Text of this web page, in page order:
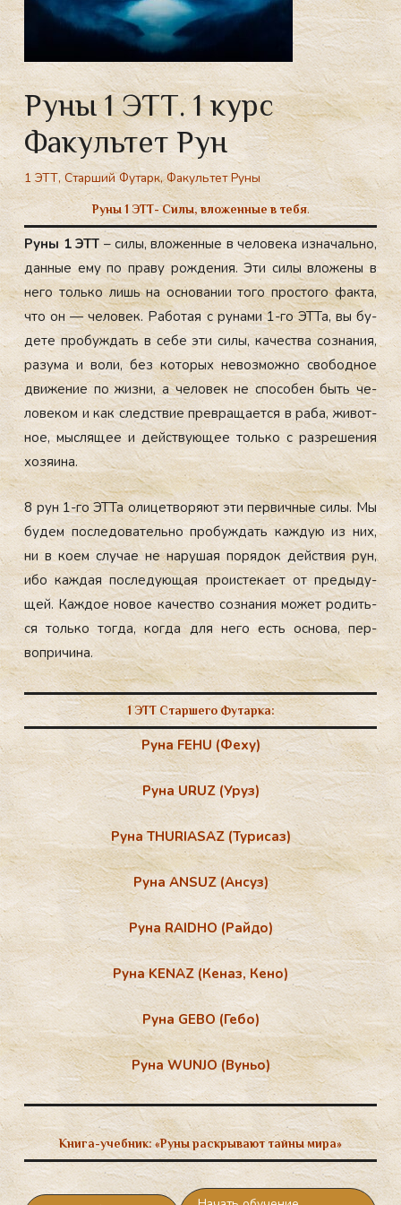
Руны 1 ЭТТ. 1 курс
Факультет Рун
1 ЭТТ,Старший Футарк,Факультет Руны
Руны 1 ЭТТ- Силы, вложенные в тебя.
Ру­ны 1 ЭТТ – си­лы, вло­жен­ные в че­лове­ка из­на­чаль­но,
дан­ные ему по пра­ву рож­де­ния. Эти си­лы вло­жены в
не­го толь­ко лишь на ос­но­вании то­го прос­то­го фак­та,
что он — че­ловек. Ра­ботая с ру­нами 1-го ЭТ­Та, вы бу­
дете про­буж­дать в се­бе эти си­лы, ка­чес­тва соз­на­ния,
ра­зума и во­ли, без ко­торых не­воз­можно сво­бод­ное
дви­жение по жиз­ни, а че­ловек не спо­собен быть че­
лове­ком и как следс­твие прев­ра­ща­ет­ся в ра­ба, жи­вот­
ное, мыс­ля­щее и дей­ству­ющее толь­ко с раз­ре­шения
хо­зя­ина.
8 рун 1-го ЭТ­Та оли­цет­во­ря­ют эти пер­вичные си­лы. Мы
бу­дем пос­ле­дова­тель­но про­буж­дать каж­дую из них,
ни в ко­ем слу­чае не на­рушая по­рядок дей­ствия рун,
ибо каж­дая пос­ле­ду­ющая про­ис­те­ка­ет от пре­дыду­
щей. Каж­дое но­вое ка­чес­тво соз­на­ния мо­жет ро­дить­
ся толь­ко тог­да, ког­да для не­го есть ос­но­ва, пер­
вопри­чина.
1 ЭТТ Старшего Футарка:
Руна FEHU (Феху)
Руна URUZ (Уруз)
Руна THURIASAZ (Турисаз)
Руна ANSUZ (Ансуз)
Руна RAIDHO (Райдо)
Руна KENAZ (Кеназ, Кено)
Руна GEBO (Гебо)
Руна WUNJO (Вуньо)
Книга-учебник: «Руны раскрывают тайны мира»